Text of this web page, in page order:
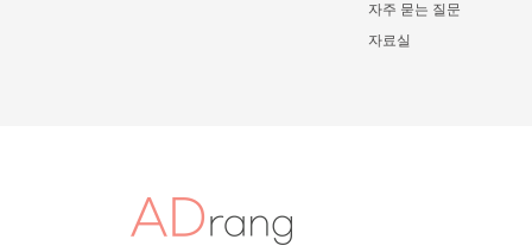
자주 묻는 질문
자료실